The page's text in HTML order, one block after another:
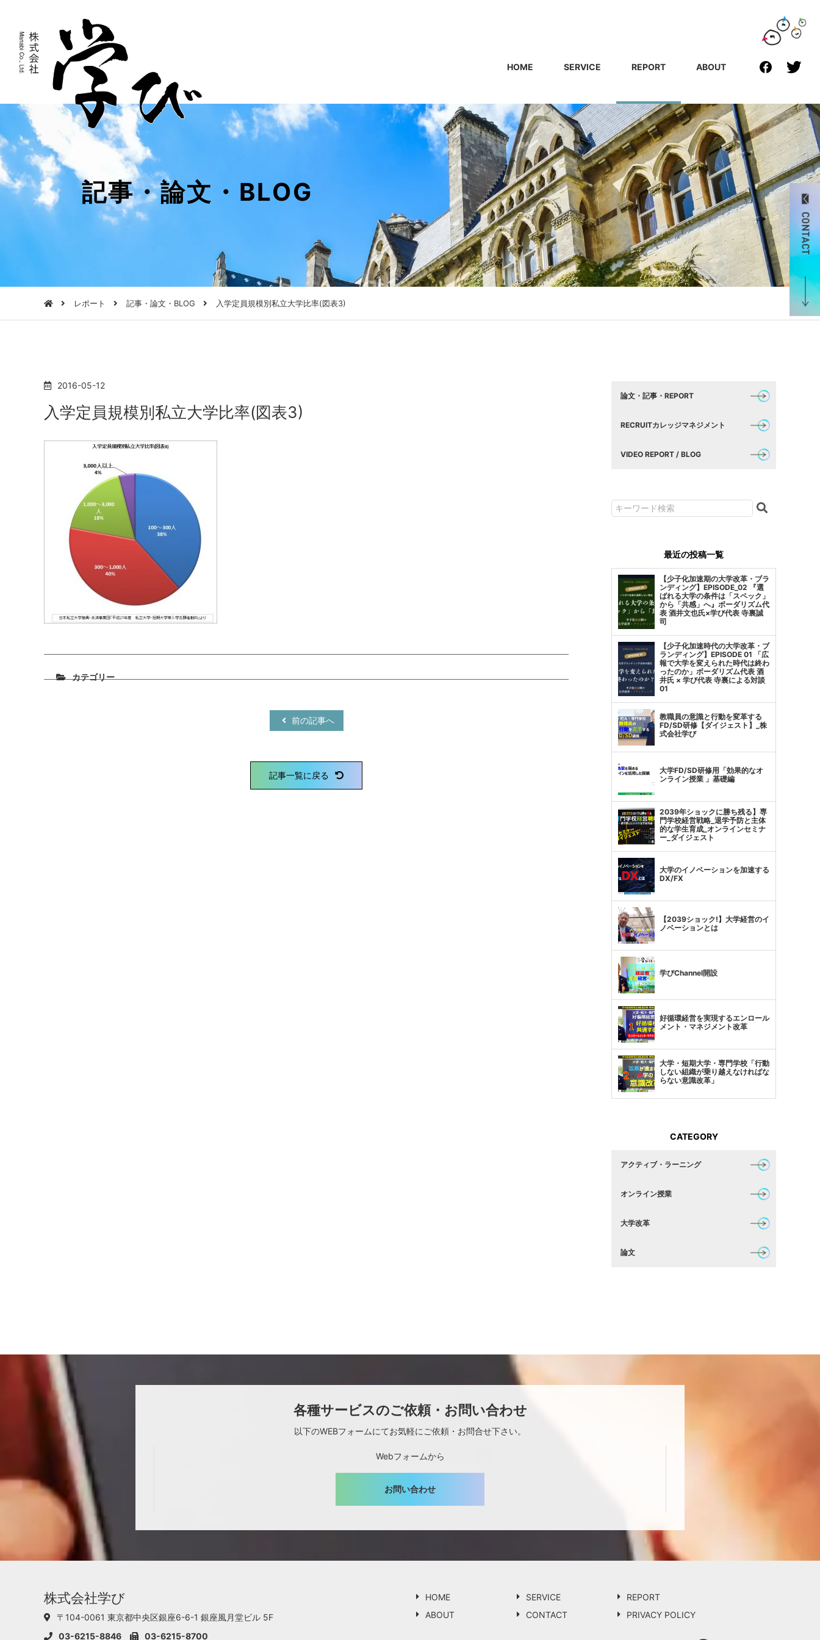
HOME SERVICE REPORT ABOUT
記事・論文・BLOG
レポート 記事・論文・BLOG 入学定員規模別私立大学比率(図表3)
2016-05-12
入学定員規模別私立大学比率(図表3)
カテゴリー
前の記事へ
記事一覧に戻る
論文・記事・REPORT
RECRUITカレッジマネジメント
VIDEO REPORT / BLOG
最近の投稿一覧
【少子化加速期の大学改革・ブラ
ンディング】EPISODE_02 『選
ばれる大学の条件は「スペック」
から「共感」へ』ボーダリズム代
表 酒井文也氏×学び代表 寺裏誠
司
【少子化加速時代の大学改革・ブ
ランディング】EPISODE 01 「広
報で大学を変えられた時代は終わ
ったのか」ボーダリズム代表 酒
井氏 × 学び代表 寺裏による対談
01
教職員の意識と行動を変革する
FD/SD研修【ダイジェスト】_株
式会社学び
大学FD/SD研修用「効果的なオ
ンライン授業 」基礎編
2039年ショックに勝ち残る】専
門学校経営戦略_退学予防と主体
的な学生育成_オンラインセミナ
ー_ダイジェスト
大学のイノベーションを加速する
DX/FX
【2039ショック!】大学経営のイ
ノベーションとは
学びChannel開設
好循環経営を実現するエンロール
メント・マネジメント改革
大学・短期大学・専門学校「行動
しない組織が乗り越えなければな
らない意識改革」
CATEGORY
アクティブ・ラーニング
オンライン授業
大学改革
論文
各種サービスのご依頼・お問い合わせ
以下のWEBフォームにてお気軽にご依頼・お問合せ下さい。
Webフォームから
お問い合わせ
株式会社学び
〒104-0061 東京都中央区銀座6-6-1 銀座風月堂ビル 5F
03-6215-8846
03-6215-8700
HOME SERVICE
REPORT
ABOUT
CONTACT PRIVACY POLICY